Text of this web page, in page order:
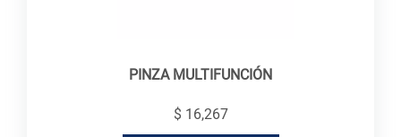
PINZA MULTIFUNCIÓN
$ 16,267